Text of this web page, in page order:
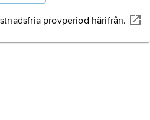
provperiod härifrån.